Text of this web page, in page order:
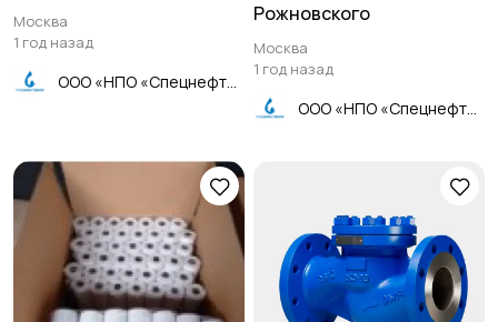
Москва
1 год назад
Рожновского
Москва
1 год назад